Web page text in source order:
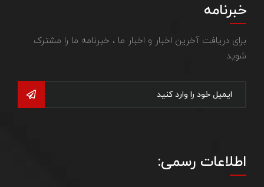
خبرنامه
برای دریافت آخرین اخبار و اخبار ما ، خبرنامه ما را مشترک
شوید
اطلاعات رسمی: